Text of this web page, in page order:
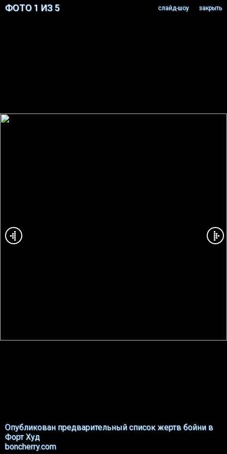
ФОТО 1 ИЗ 5 закрыть
cлайд-шоу
Опубликован предварительный список жертв бойни в
Форт Худ
boncherry.com